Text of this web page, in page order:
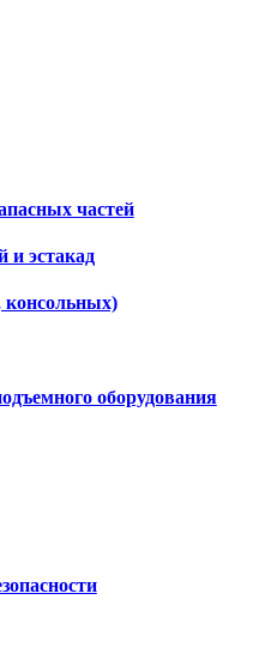
частей
и эстакад
консольных)
оборудования